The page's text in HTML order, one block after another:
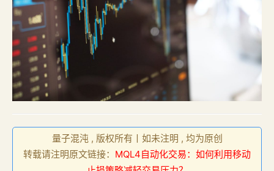
量子混沌 , 版权所有丨如未注明 , 均为原创
转载请注明原文链接： MQL4自动化交易：如何利用移动